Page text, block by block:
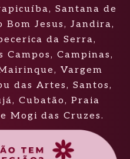
Santana de
Jesus, Jandira,
da Serra,
Campos, Campinas,
Vargem
das Artes, Santos,
Cubatão, Praia
Mogi das Cruzes.